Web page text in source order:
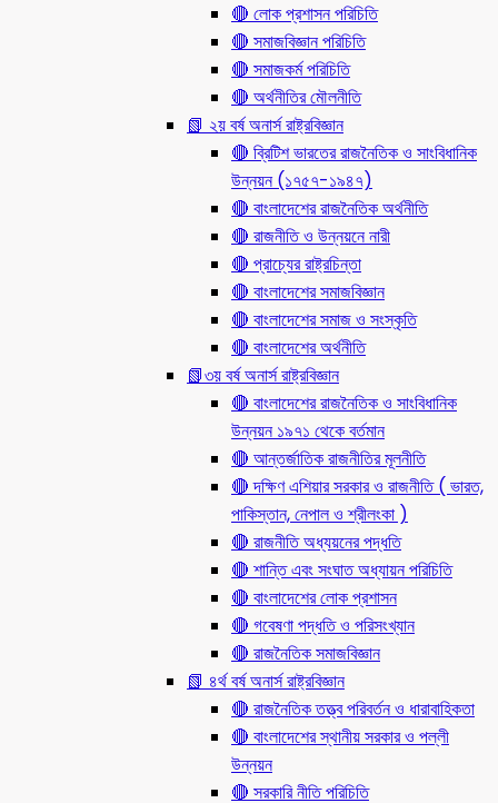
🔴 লোক প্রশাসন পরিচিতি
🔴 সমাজবিজ্ঞান পরিচিতি
🔴 সমাজকর্ম পরিচিতি
🔴 অর্থনীতির মৌলনীতি
📗 ২য় বর্ষ অনার্স রাষ্ট্রবিজ্ঞান
🔴 ব্রিটিশ ভারতের রাজনৈতিক ও সাংবিধানিক
উন্নয়ন (১৭৫৭-১৯৪৭)
🔴 বাংলাদেশের রাজনৈতিক অর্থনীতি
🔴 রাজনীতি ও উন্নয়নে নারী
🔴 প্রাচ্যের রাষ্ট্রচিন্তা
🔴 বাংলাদেশের সমাজবিজ্ঞান
🔴 বাংলাদেশের সমাজ ও সংস্কৃতি
🔴 বাংলাদেশের অর্থনীতি
📗৩য় বর্ষ অনার্স রাষ্ট্রবিজ্ঞান
🔴 বাংলাদেশের রাজনৈতিক ও সাংবিধানিক
উন্নয়ন ১৯৭১ থেকে বর্তমান
🔴 আন্তর্জাতিক রাজনীতির মূলনীতি
🔴 দক্ষিণ এশিয়ার সরকার ও রাজনীতি ( ভারত,
পাকিস্তান, নেপাল ও শ্রীলংকা )
🔴 রাজনীতি অধ্যয়নের পদ্ধতি
🔴 শান্তি এবং সংঘাত অধ্যায়ন পরিচিতি
🔴 বাংলাদেশের লোক প্রশাসন
🔴 গবেষণা পদ্ধতি ও পরিসংখ্যান
🔴 রাজনৈতিক সমাজবিজ্ঞান
📗 ৪র্থ বর্ষ অনার্স রাষ্ট্রবিজ্ঞান
🔴 রাজনৈতিক তত্ত্ব পরিবর্তন ও ধারাবাহিকতা
🔴 বাংলাদেশের স্থানীয় সরকার ও পল্লী
উন্নয়ন
🔴 সরকারি নীতি পরিচিতি